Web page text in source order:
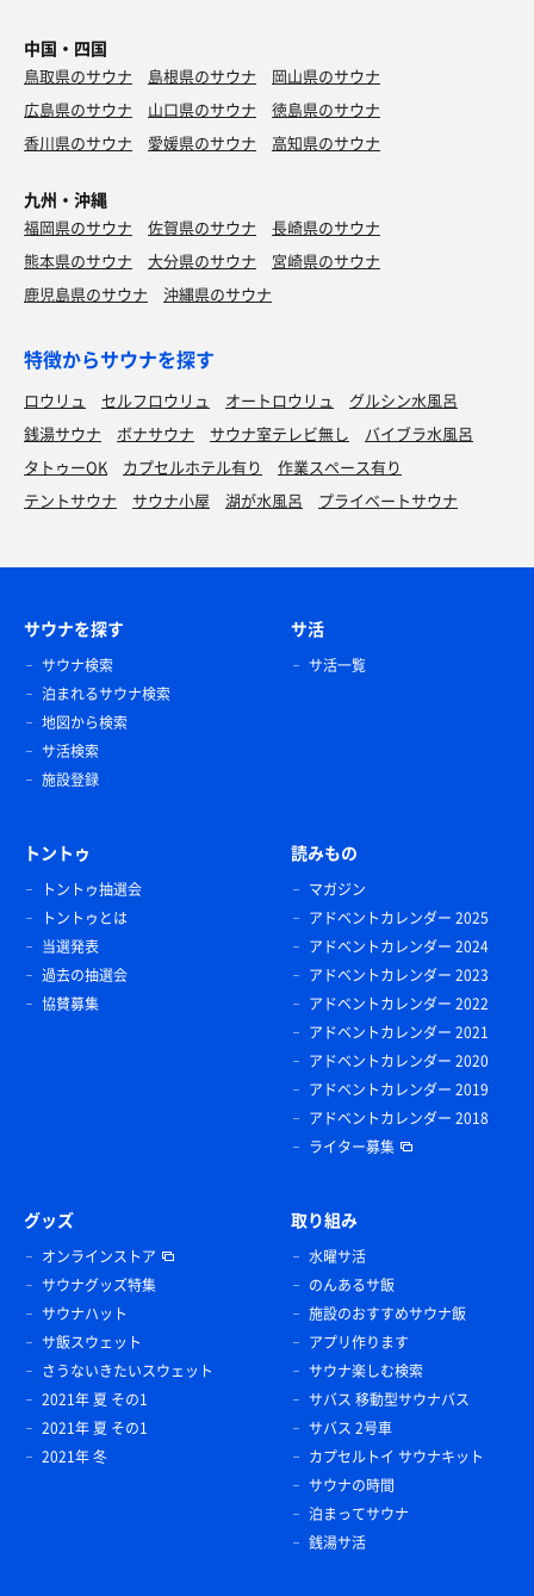
中国・四国
鳥取県のサウナ 島根県のサウナ
岡山県のサウナ
広島県のサウナ
山口県のサウナ
徳島県のサウナ
香川県のサウナ
愛媛県のサウナ 高知県のサウナ
九州・沖縄
福岡県のサウナ 佐賀県のサウナ
長崎県のサウナ
熊本県のサウナ
大分県のサウナ
宮崎県のサウナ
鹿児島県のサウナ
沖縄県のサウナ
特徴からサウナを探す
ロウリュ セルフロウリュ オートロウリュ
グルシン水風呂
銭湯サウナ
ボナサウナ サウナ室テレビ無し
バイブラ水風呂
タトゥーOK
カプセルホテル有り
作業スペース有り
テントサウナ
サウナ小屋 湖が水風呂 プライベートサウナ
サウナを探す
サウナ検索
泊まれるサウナ検索
地図から検索
サ活検索
施設登録
サ活
サ活一覧
トントゥ
トントゥ抽選会
トントゥとは
当選発表
過去の抽選会
協賛募集
読みもの
マガジン
アドベントカレンダー 2025
アドベントカレンダー 2024
アドベントカレンダー 2023
アドベントカレンダー 2022
アドベントカレンダー 2021
アドベントカレンダー 2020
アドベントカレンダー 2019
アドベントカレンダー 2018
ライター募集
グッズ
オンラインストア
サウナグッズ特集
サウナハット
サ飯スウェット
さうないきたいスウェット
2021年 夏 その1
2021年 夏 その1
2021年 冬
取り組み
水曜サ活
のんあるサ飯
施設のおすすめサウナ飯
アプリ作ります
サウナ楽しむ検索
サバス 移動型サウナバス
サバス 2号車
カプセルトイ サウナキット
サウナの時間
泊まってサウナ
銭湯サ活